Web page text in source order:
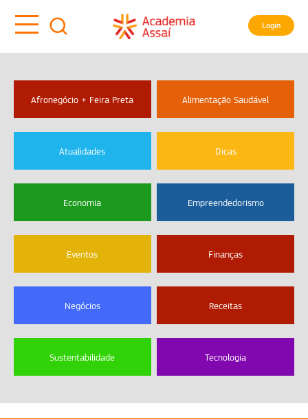
Login
Afronegócio + Feira Preta Alimentação Saudável
Atualidades Dicas
Economia Empreendedorismo
Eventos Finanças
Negócios Receitas
Sustentabilidade Tecnologia